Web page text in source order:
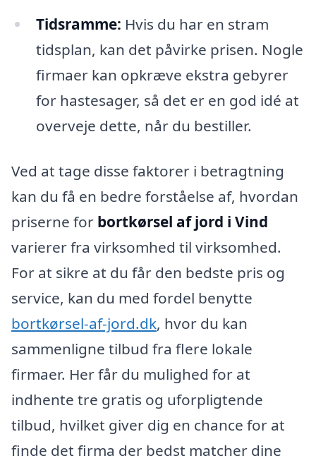
Tidsramme: Hvis du har en stram
tidsplan, kan det påvirke prisen. Nogle
firmaer kan opkræve ekstra gebyrer
for hastesager, så det er en god idé at
overveje dette, når du bestiller.
Ved at tage disse faktorer i betragtning
kan du få en bedre forståelse af, hvordan
priserne for bortkørsel af jord i Vind
varierer fra virksomhed til virksomhed.
For at sikre at du får den bedste pris og
service, kan du med fordel benytte
bortkørsel-af-jord.dk, hvor du kan
sammenligne tilbud fra flere lokale
firmaer. Her får du mulighed for at
indhente tre gratis og uforpligtende
tilbud, hvilket giver dig en chance for at
finde det firma der bedst matcher dine